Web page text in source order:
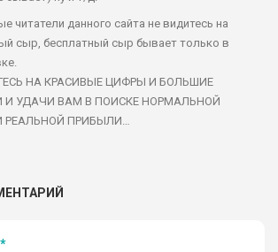
читатели данного сайта не видитесь на
сыр, бесплатный сыр бывает только в
НА КРАСИВЫЕ ЦИФРЫ И БОЛЬШИЕ
И УДАЧИ ВАМ В ПОИСКЕ НОРМАЛЬНОЙ
РЕАЛЬНОЙ ПРИБЫЛИ…
*